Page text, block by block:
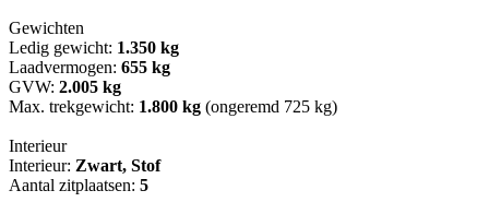
Gewichten
Ledig gewicht: 1.350 kg
Laadvermogen: 655 kg
GVW: 2.005 kg
Max. trekgewicht: 1.800 kg (ongeremd 725 kg)
Interieur
Interieur: Zwart, Stof
Aantal zitplaatsen: 5